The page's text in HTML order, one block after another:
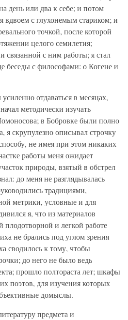
день или два к себе; и потом
вдвоем с глухонемым стариком; и
точкой, после которой
целого семилетия;
связанной с ним работы; я стал
беседы с философами: о Когене и
отдаваться в месяцах,
методически изучать
в Бобровке были полно
скрупулезно описывал строчку
не имея при этом никаких
работы меня ожидает
природы, взятый в обстрел
до меня не разглядывалась
традициями,
метрики, условные и для
я, что из материалов
плодотворной и легкой работе
не брались под углом зрения
сводилось к тому, чтобы
до него не было ведь
прошло полтораста лет; шкафы
поэтов, для изучения которых
домыслы.
предмета и